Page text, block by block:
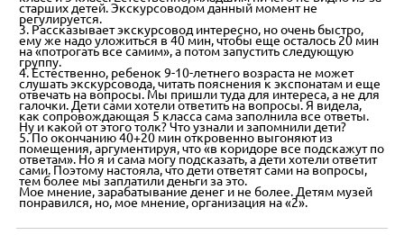
старших детей. Экскурсоводом данный момент не
регулируется.
3. Рассказывает экскурсовод интересно, но очень быстро,
ему же надо уложиться в 40 мин, чтобы еще осталось 20 мин
на «потрогать все самим», а потом запустить следующую
группу.
4. Естественно, ребенок 9-10-летнего возраста не может
слушать экскурсовода, читать пояснения к экспонатам и еще
отвечать на вопросы. Мы пришли туда для интереса, а не для
галочки. Дети сами хотели ответить на вопросы. Я видела,
как сопровождающая 5 класса сама заполнила все ответы.
Ну и какой от этого толк? Что узнали и запомнили дети?
5. По окончанию 40+20 мин откровенно выгоняют из
помещения, аргументируя, что «в коридоре все подскажут по
ответам». Но я и сама могу подсказать, а дети хотели ответит
сами. Поэтому настояла, что дети ответят сами на вопросы,
тем более мы заплатили деньги за это.
Мое мнение, зарабатывание денег и не более. Детям музей
понравился, но, мое мнение, организация на «2».